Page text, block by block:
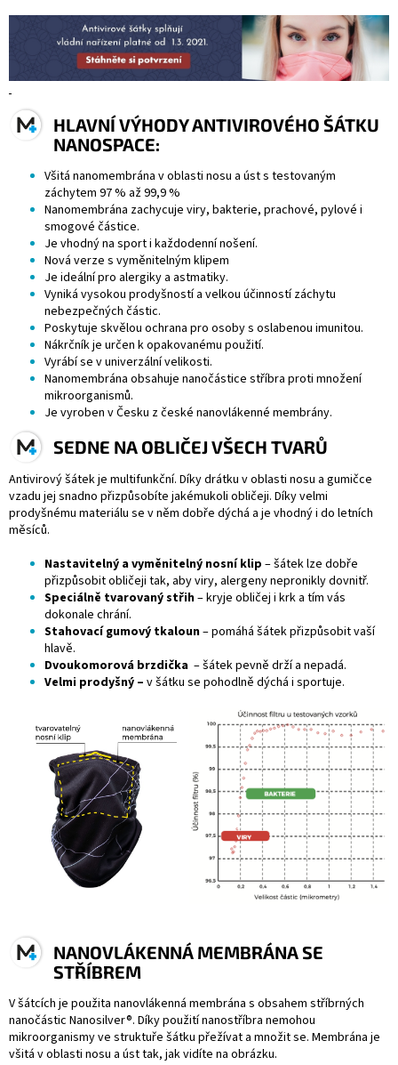
HLAVNÍ VÝHODY ANTIVIROVÉHO ŠÁTKU
NANOSPACE:
Všitá nanomembrána v oblasti nosu a úst s testovaným
záchytem 97 % až 99,9 %
Nanomembrána zachycuje viry, bakterie, prachové, pylové i
smogové částice.
Je vhodný na sport i každodenní nošení.
Nová verze s vyměnitelným klipem
Je ideální pro alergiky a astmatiky.
Vyniká vysokou prodyšností a velkou účinností záchytu
nebezpečných částic.
Poskytuje skvělou ochrana pro osoby s oslabenou imunitou.
Nákrčník je určen k opakovanému použití.
Vyrábí se v univerzální velikosti.
Nanomembrána obsahuje nanočástice stříbra proti množení
mikroorganismů.
Je vyroben v Česku z české nanovlákenné membrány.
SEDNE NA OBLIČEJ VŠECH TVARŮ
Antivirový šátek je multifunkční. Díky drátku v oblasti nosu a gumičce
vzadu jej snadno přizpůsobíte jakémukoli obličeji. Díky velmi
prodyšnému materiálu se v něm dobře dýchá a je vhodný i do letních
měsíců.
Nastavitelný a vyměnitelný nosní klip – šátek lze dobře
přizpůsobit obličeji tak, aby viry, alergeny nepronikly dovnitř.
Speciálně tvarovaný střih– kryje obličej i krk a tím vás
dokonale chrání.
Stahovací gumový tkaloun– pomáhá šátek přizpůsobit vaší
hlavě.
Dvoukomorová brzdička – šátek pevně drží a nepadá.
Velmi prodyšný – v šátku se pohodlně dýchá i sportuje.
NANOVLÁKENNÁ MEMBRÁNA SE
STŘÍBREM
V šátcích je použita nanovlákenná membrána s obsahem stříbrných
nanočástic Nanosilver®. Díky použití nanostříbra nemohou
mikroorganismy ve struktuře šátku přežívat a množit se. Membrána je
všitá v oblasti nosu a úst tak, jak vidíte na obrázku.